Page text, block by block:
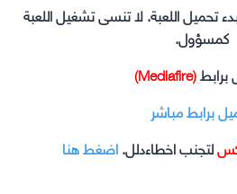
تحميل اللعبة. لا تنسى تشغيل اللعبة
كمسؤول.
برابط(Mediafire)
برابط مباشر
لتجنب اخطاءدلل.اضغط هنا